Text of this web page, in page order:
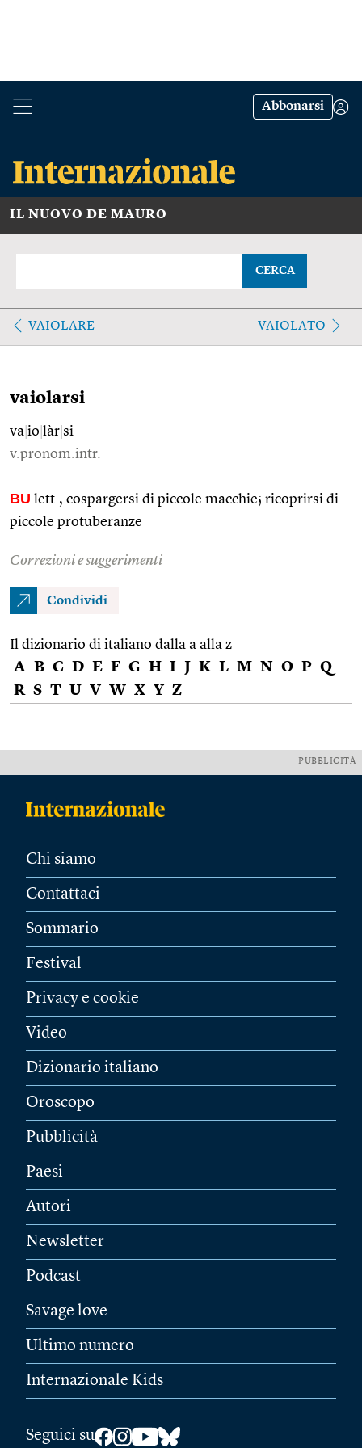
Abbonarsi
IL NUOVO DE MAURO
CERCA
VAIOLARE VAIOLATO
vaiolarsi
va io làr si
v.pronom.intr.
BU lett., cospargersi di piccole macchie; ricoprirsi di
piccole protuberanze
Correzioni e suggerimenti
Condividi
Il dizionario di italiano dalla a alla z
A B C D E F G H I J K L M N O P Q
R S T U V W X Y Z
PUBBLICITÀ
Chi siamo
Contattaci
Sommario
Festival
Privacy e cookie
Video
Dizionario italiano
Oroscopo
Pubblicità
Paesi
Autori
Newsletter
Podcast
Savage love
Ultimo numero
Internazionale Kids
Seguici su